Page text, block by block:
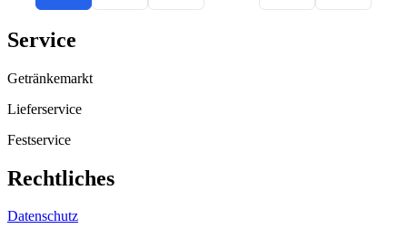
Service
Getränkemarkt
Lieferservice
Festservice
Rechtliches
Datenschutz